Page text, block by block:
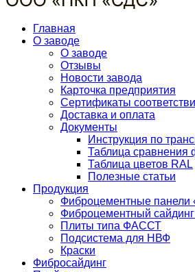
Главная
О заводе
О заводе
Отзывы
Новости завода
Карточка предприятия
Сертификаты
Доставка и оплата
Документы
Инструкция по
Таблица сравнения
Таблица цветов RAL
Полезные статьи
Продукция
Фиброцементные
Фиброцементный
Плиты типа ФАССТ
Подсистема для НВФ
Краски
Фибросайдинг